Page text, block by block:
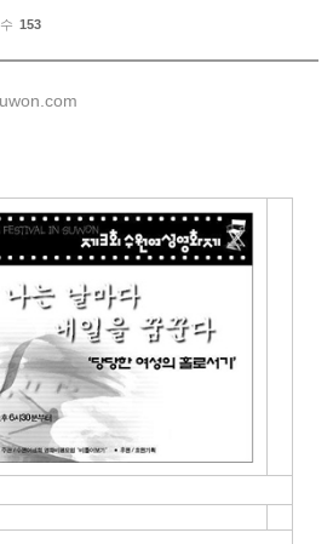
153